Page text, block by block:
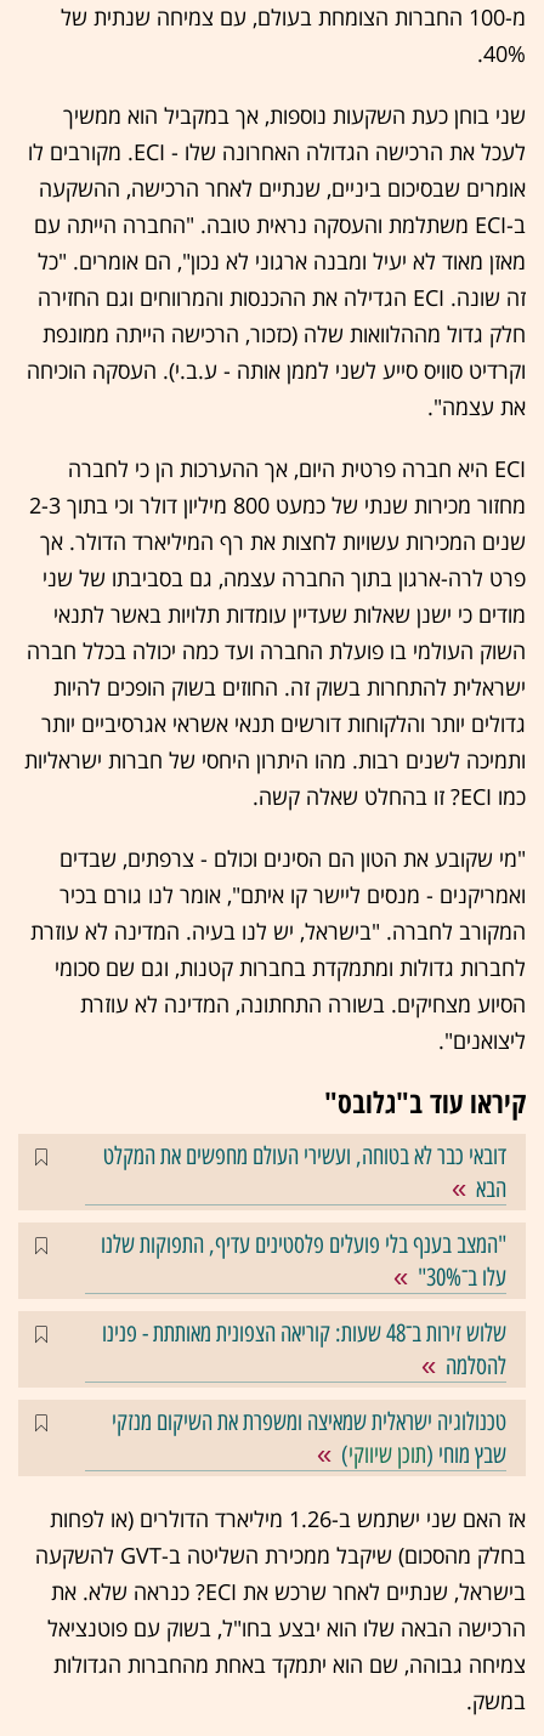
מ-100 החברות הצומחת בעולם, עם צמיחה שנתית של
40%.
שני בוחן כעת השקעות נוספות, אך במקביל הוא ממשיך
לעכל את הרכישה הגדולה האחרונה שלו - ECI. מקורבים לו
אומרים שבסיכום ביניים, שנתיים לאחר הרכישה, ההשקעה
ב-ECI משתלמת והעסקה נראית טובה. "החברה הייתה עם
מאזן מאוד לא יעיל ומבנה ארגוני לא נכון", הם אומרים. "כל
זה שונה. ECI הגדילה את ההכנסות והמרווחים וגם החזירה
חלק גדול מההלוואות שלה (כזכור, הרכישה הייתה ממונפת
וקרדיט סוויס סייע לשני לממן אותה - ע.ב.י). העסקה הוכיחה
את עצמה".
ECI היא חברה פרטית היום, אך ההערכות הן כי לחברה
מחזור מכירות שנתי של כמעט 800 מיליון דולר וכי בתוך 2-3
שנים המכירות עשויות לחצות את רף המיליארד הדולר. אך
פרט לרה-ארגון בתוך החברה עצמה, גם בסביבתו של שני
מודים כי ישנן שאלות שעדיין עומדות תלויות באשר לתנאי
השוק העולמי בו פועלת החברה ועד כמה יכולה בכלל חברה
ישראלית להתחרות בשוק זה. החוזים בשוק הופכים להיות
גדולים יותר והלקוחות דורשים תנאי אשראי אגרסיביים יותר
ותמיכה לשנים רבות. מהו היתרון היחסי של חברות ישראליות
כמו ECI? זו בהחלט שאלה קשה.
"מי שקובע את הטון הם הסינים וכולם - צרפתים, שבדים
ואמריקנים - מנסים ליישר קו איתם", אומר לנו גורם בכיר
המקורב לחברה. "בישראל, יש לנו בעיה. המדינה לא עוזרת
לחברות גדולות ומתמקדת בחברות קטנות, וגם שם סכומי
הסיוע מצחיקים. בשורה התחתונה, המדינה לא עוזרת
ליצואנים".
קיראו עוד ב"גלובס"
דובאי כבר לא בטוחה, ועשירי העולם מחפשים את המקלט
הבא
"המצב בענף בלי פועלים פלסטינים עדיף, התפוקות שלנו
עלו ב־30%"
שלוש זירות ב־48 שעות: קוריאה הצפונית מאותתת - פנינו
להסלמה
טכנולוגיה ישראלית שמאיצה ומשפרת את השיקום מנזקי
שבץ מוחי (תוכן שיווקי)
אז האם שני ישתמש ב-1.26 מיליארד הדולרים (או לפחות
בחלק מהסכום) שיקבל ממכירת השליטה ב-GVT להשקעה
בישראל, שנתיים לאחר שרכש את ECI? כנראה שלא. את
הרכישה הבאה שלו הוא יבצע בחו"ל, בשוק עם פוטנציאל
צמיחה גבוהה, שם הוא יתמקד באחת מהחברות הגדולות
במשק.